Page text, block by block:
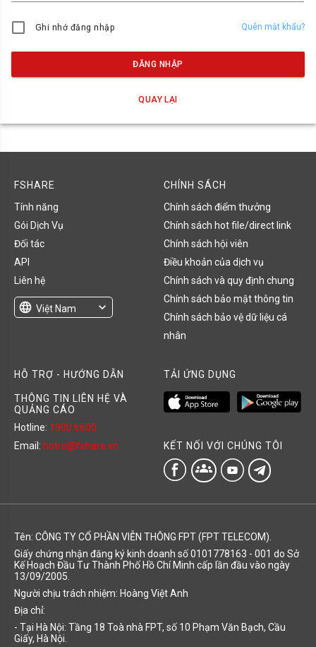
Ghi nhớ đăng nhập Quên mật khẩu?
ĐĂNG NHẬP
QUAY LẠI
FSHARE
Tính năng
Gói Dịch Vụ
Đối tác
API
Liên hệ
language Việt Nam
expand_more
CHÍNH SÁCH
Chính sách điểm thưởng
Chính sách hot file/direct link
Chính sách hội viên
Điều khoản của dịch vụ
Chính sách và quy định chung
Chính sách bảo mật thông tin
Chính sách bảo vệ dữ liệu cá
nhân
HỖ TRỢ - HƯỚNG DẪN
THÔNG TIN LIÊN HỆ VÀ
QUẢNG CÁO
Hotline: 1900 6600
Email: hotro@fshare.vn
TẢI ỨNG DỤNG
KẾT NỐI VỚI CHÚNG TÔI
groups
Tên: CÔNG TY CỔ PHẦN VIỄN THÔNG FPT (FPT TELECOM).
Giấy chứng nhận đăng ký kinh doanh số 0101778163 - 001 do Sở
Kế Hoạch Đầu Tư Thành Phố Hồ Chí Minh cấp lần đầu vào ngày
13/09/2005.
Người chịu trách nhiệm: Hoàng Việt Anh
Địa chỉ:
- Tại Hà Nội: Tầng 18 Toà nhà FPT, số 10 Phạm Văn Bạch, Cầu
Giấy, Hà Nội.